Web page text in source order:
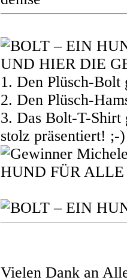
UND HIER DIE
1. Den Plüsch-Bolt
2. Den Plüsch-
3. Das Bolt-T-Shirt
stolz präsentiert! ;-)
Vielen Dank an